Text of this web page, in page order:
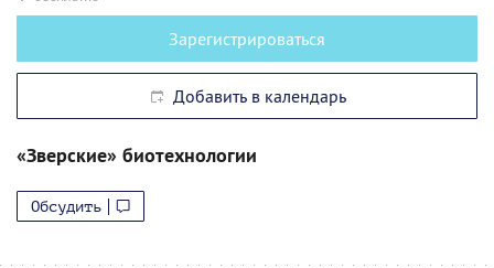
Зарегистрироваться
Добавить в календарь
«Зверские» биотехнологии
Обсудить